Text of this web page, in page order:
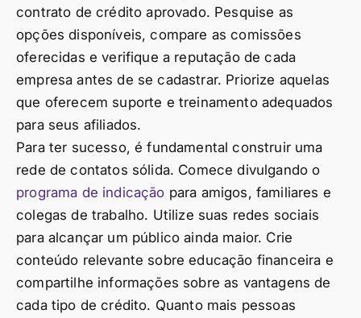
contrato de crédito aprovado. Pesquise as
opções disponíveis, compare as comissões
oferecidas e verifique a reputação de cada
empresa antes de se cadastrar. Priorize aquelas
que oferecem suporte e treinamento adequados
para seus afiliados.
Para ter sucesso, é fundamental construir uma
rede de contatos sólida. Comece divulgando o
programa de indicação para amigos, familiares e
colegas de trabalho. Utilize suas redes sociais
para alcançar um público ainda maior. Crie
conteúdo relevante sobre educação financeira e
compartilhe informações sobre as vantagens de
cada tipo de crédito. Quanto mais pessoas